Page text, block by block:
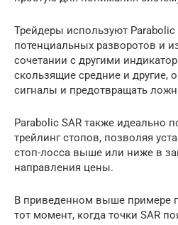
Трейдеры используют Parabolic
потенциальных разворотов и
сочетании с другими
скользящие средние и другие,
сигналы и предотвращать
Parabolic SAR также идеально
трейлинг стопов, позволяя
стоп-лосса выше или ниже в
направления цены.
В приведенном выше примере
тот момент, когда точки SAR